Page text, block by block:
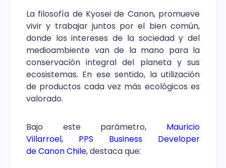
La filosofía de Kyosei de Canon, promueve
vivir y trabajar juntos por el bien común,
donde los intereses de la sociedad y del
medioambiente van de la mano para la
conservación integral del planeta y sus
ecosistemas. En ese sentido, la utilización
de productos cada vez más ecológicos es
valorado.
Bajo este parámetro, Mauricio
Villarroel, PPS Business Developer
de Canon Chile, destaca que: